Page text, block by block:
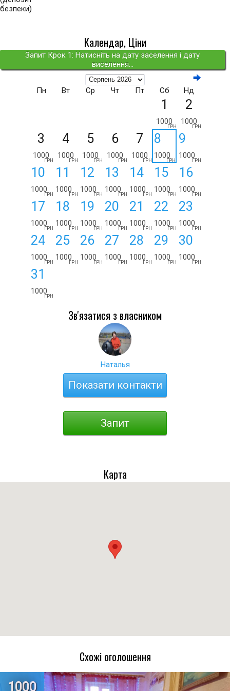
безпеки)
Календар, Ціни
Запит Крок 1: Натисніть на дату заселення і дату
виселення...
Пн Вт Ср Чт Пт Сб Нд
1
1000
ГРН
2
1000
ГРН
3
1000
ГРН
4
1000
ГРН
5
1000
ГРН
6
1000
ГРН
7
1000
ГРН
8
1000
ГРН
9
1000
ГРН
10
1000
ГРН
11
1000
ГРН
12
1000
ГРН
13
1000
ГРН
14
1000
ГРН
15
1000
ГРН
16
1000
ГРН
17
1000
ГРН
18
1000
ГРН
19
1000
ГРН
20
1000
ГРН
21
1000
ГРН
22
1000
ГРН
23
1000
ГРН
24
1000
ГРН
25
1000
ГРН
26
1000
ГРН
27
1000
ГРН
28
1000
ГРН
29
1000
ГРН
30
1000
ГРН
31
1000
ГРН
Зв'язатися з власником
Наталья
Показати контакти
Запит
Карта
Схожі оголошення
1000